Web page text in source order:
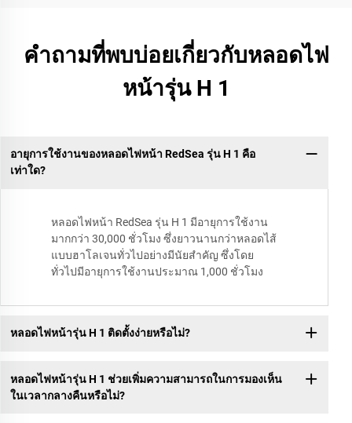
คำถามที่พบบ่อยเกี่ยวกับหลอดไฟ
หน้ารุ่น H 1
อายุการใช้งานของหลอดไฟหน้า RedSea รุ่น H 1 คือ
เท่าใด?
หลอดไฟหน้า RedSea รุ่น H 1 มีอายุการใช้งาน
มากกว่า 30,000 ชั่วโมง ซึ่งยาวนานกว่าหลอดไส้
แบบฮาโลเจนทั่วไปอย่างมีนัยสำคัญ ซึ่งโดย
ทั่วไปมีอายุการใช้งานประมาณ 1,000 ชั่วโมง
หลอดไฟหน้ารุ่น H 1 ติดตั้งง่ายหรือไม่?
หลอดไฟหน้ารุ่น H 1 ช่วยเพิ่มความสามารถในการมองเห็น
ในเวลากลางคืนหรือไม่?